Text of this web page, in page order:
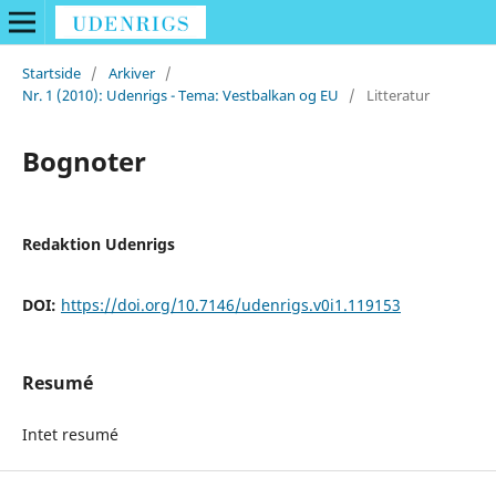
Startside / Arkiver /
Nr. 1 (2010): Udenrigs - Tema: Vestbalkan og EU
/ Litteratur
Bognoter
Redaktion Udenrigs
DOI: https://doi.org/10.7146/udenrigs.v0i1.119153
Resumé
Intet resumé